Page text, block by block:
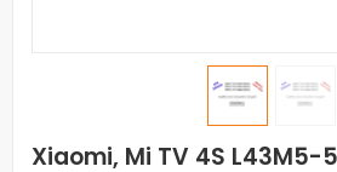
Xiaomi, Mi TV 4S L43M5-